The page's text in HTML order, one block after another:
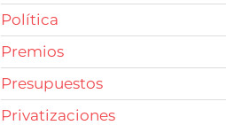
Política
Premios
Presupuestos
Privatizaciones